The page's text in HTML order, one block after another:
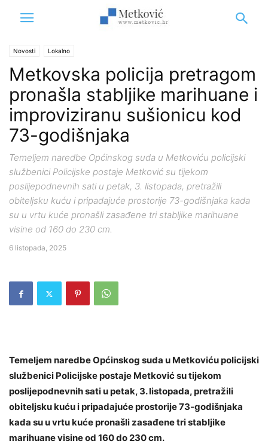
Novosti Lokalno
Metkovska policija pretragom
pronašla stabljike marihuane i
improviziranu sušionicu kod
73-godišnjaka
Temeljem naredbe Općinskog suda u Metkoviću policijski
službenici Policijske postaje Metković su tijekom
poslijepodnevnih sati u petak, 3. listopada, pretražili
obiteljsku kuću i pripadajuće prostorije 73-godišnjaka kada
su u vrtu kuće pronašli zasađene tri stabljike marihuane
visine od 160 do 230 cm.
6 listopada, 2025
Temeljem naredbe Općinskog suda u Metkoviću policijski
službenici Policijske postaje Metković su tijekom
poslijepodnevnih sati u petak, 3. listopada, pretražili
obiteljsku kuću i pripadajuće prostorije 73-godišnjaka
kada su u vrtu kuće pronašli zasađene tri stabljike
marihuane visine od 160 do 230 cm.